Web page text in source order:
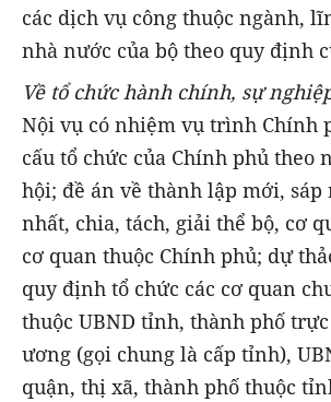
các dịch vụ công thuộc ngành,
nhà nước của bộ theo quy định
Về tổ chức hành chính, sự
Nội vụ có nhiệm vụ trình Chính
cấu tổ chức của Chính phủ theo
hội; đề án về thành lập mới, sáp
nhất, chia, tách, giải thể bộ, cơ
cơ quan thuộc Chính phủ; dự
quy định tổ chức các cơ quan
thuộc UBND tỉnh, thành phố
ương (gọi chung là cấp tỉnh),
quận, thị xã, thành phố thuộc